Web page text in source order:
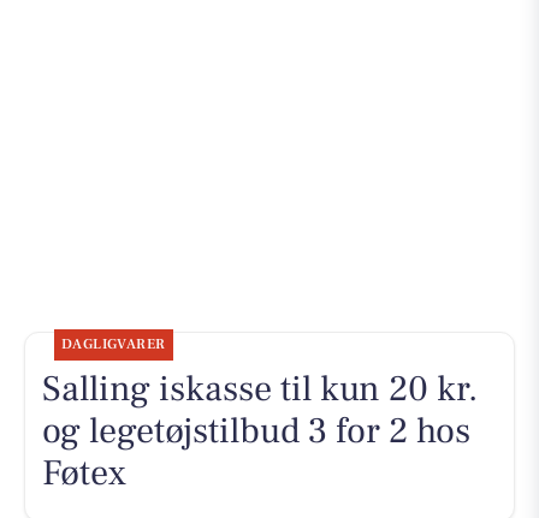
DAGLIGVARER
Salling iskasse til kun 20 kr.
og legetøjstilbud 3 for 2 hos
Føtex